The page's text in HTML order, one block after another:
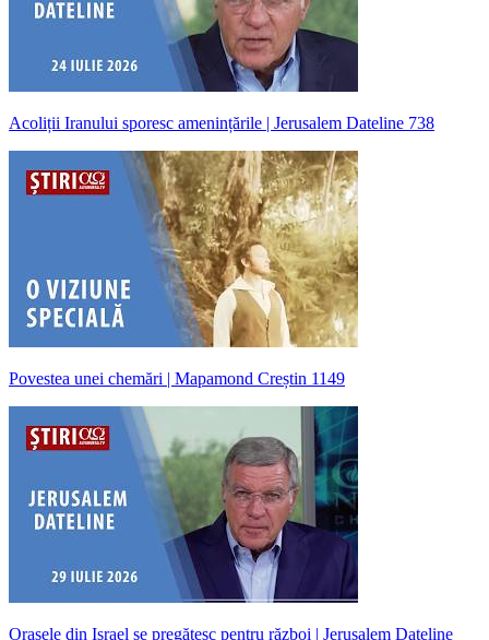
Acoliții Iranului sporesc amenințările | Jerusalem Dateline 738
Povestea unei chemări | Mapamond Creștin 1149
Orașele din Israel se pregătesc pentru război | Jerusalem Dateline